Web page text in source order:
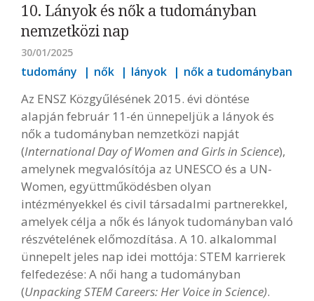
10. Lányok és nők a tudományban
nemzetközi nap
30/01/2025
tudomány nők lányok nők a tudományban
Az ENSZ Közgyűlésének 2015. évi döntése
alapján február 11-én ünnepeljük a lányok és
nők a tudományban nemzetközi napját
(International Day of Women and Girls in Science),
amelynek megvalósítója az UNESCO és a UN-
Women, együttműködésben olyan
intézményekkel és civil társadalmi partnerekkel,
amelyek célja a nők és lányok tudományban való
részvételének előmozdítása. A 10. alkalommal
ünnepelt jeles nap idei mottója: STEM karrierek
felfedezése: A női hang a tudományban
(Unpacking STEM Careers: Her Voice in Science).